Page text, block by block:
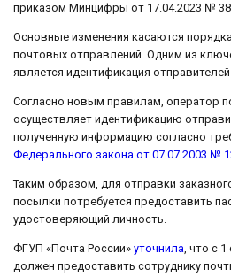
приказом Минцифры от 17.04.2023 №
Основные изменения касаются
почтовых отправлений. Одним из
является идентификация
Согласно новым правилам, оператор
осуществляет идентификацию
полученную информацию согласно
Федерального закона от 07.07.2003 №
Таким образом, для отправки
посылки потребуется предоставить
удостоверяющий личность.
ФГУП «Почта России» уточнила , что с
должен предоставить сотруднику